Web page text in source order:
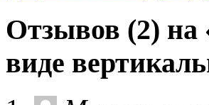
Отзывов (2)
виде